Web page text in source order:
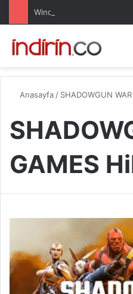
Windows 10 Pro indir –
Anasayfa / SHADOWGUN
GAMES